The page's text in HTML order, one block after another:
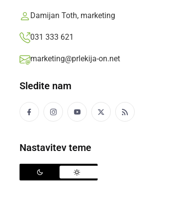
Damijan Toth, marketing
031 333 621
marketing@prlekija-on.net
Sledite nam
Nastavitev teme
22. festival
Številne kulturne
Filip Matko Ficko, sreda, 22. avgust 2018 ob
kot svoj prednostni vir